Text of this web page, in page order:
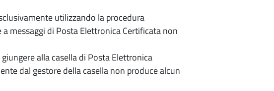
utilizzando la procedura
messaggi di Posta Elettronica Certificata non
alla casella di Posta Elettronica
dal gestore della casella non produce alcun